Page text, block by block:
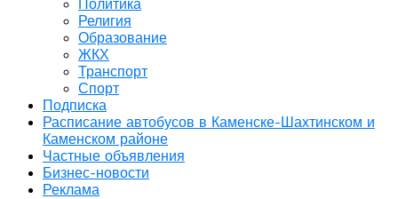
Политика
Религия
Образование
ЖКХ
Транспорт
Спорт
Подписка
Расписание автобусов в Каменске-Шахтинском и
Каменском районе
Частные объявления
Бизнес-новости
Реклама